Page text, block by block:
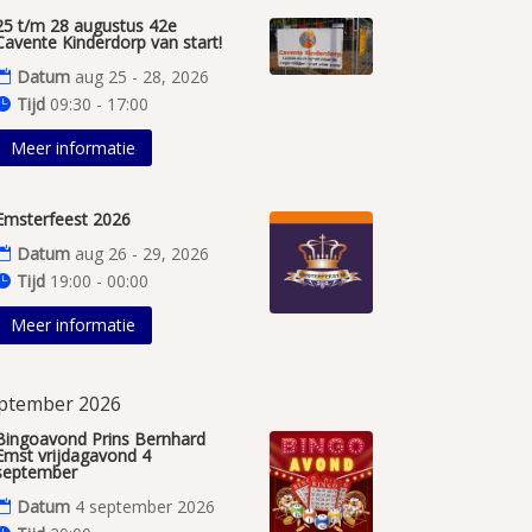
t/m 28 augustus 42e
Kinderdorp van start!
Datum aug 25 - 28, 2026
Tijd 09:30 - 17:00
Meer informatie
2026
Datum aug 26 - 29, 2026
Tijd 19:00 - 00:00
Meer informatie
2026
Prins Bernhard
vrijdagavond 4
Datum 4 september 2026